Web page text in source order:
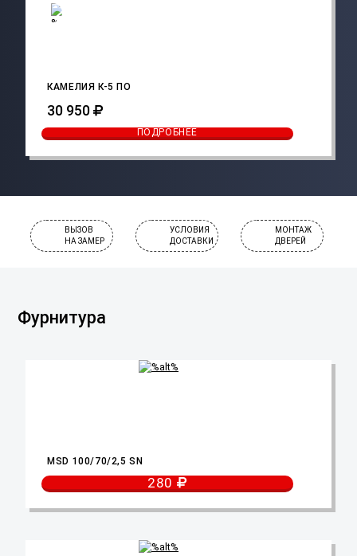
КАМЕЛИЯ К-5 ПО
30 950
ПОДРОБНЕЕ
ВЫЗОВ
НА ЗАМЕР
УСЛОВИЯ
ДОСТАВКИ
МОНТАЖ
ДВЕРЕЙ
Фурнитура
MSD 100/70/2,5 SN
280